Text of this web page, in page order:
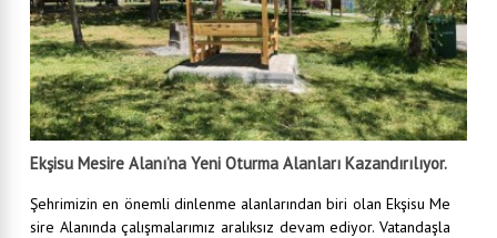
Ekşisu Mesire Alanı’na Yeni Oturma Alanları Kazandırılıyor.
Şehrimizin en önemli dinlenme alanlarından biri olan Ekşisu Me
sire Alanında çalışmalarımız aralıksız devam ediyor. Vatandaşla